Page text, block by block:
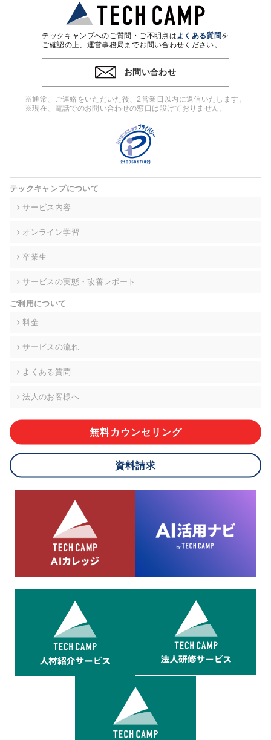
・個人(法人の場合は担当者)を識別できない形式に加工した統
計情報の作成および利用
※上記の利用目的に基づいた本人への連絡及び配信について
4. 個人情報の第三者提供
ンをとるために、氏名等の一部の情報をサービス内で使用する
チャットツールで発信することにより、本サービスの他の利用
者等に提供することがあります。
当社は事業運営上、前項利用目的の範囲に限って個人情報を外
高い委託先を選定し、個人情報の適正管理・機密保持について
個人情報の開示等(利用目的の通知、開示、内容の訂正・追加・
て、下記の当社問合わせ窓口に申し出ることができます。その
的な期間内に対応いたします。ただし、申請が本人確認が不可
により、ご希望に添えない場合があります。 なお、アクセスロ
グなどの個人情報以外の情報については、原則として開示等は
株式会社div 個人情報問合せ窓口
メールアドレス:privacy_policy@di-v.co.jp
ご本人様が当社に個人情報を提供されるかどうかは任意による
応ができない場合があります。
8.cookieにより取得・分析した情報とその利用について
当社は第三者が運営するデータ・マネジメント・プラットフォ
ームからcookieにより収集されたウェブの閲覧機歴及びその分
析結果を取得し、これをお客様の個人データと結びつけた上
で、広告配信等の目的で利用いたします。
テックキャンプへのご質問・ご不明点はよくある質問を
ご確認の上、運営事務局までお問い合わせください。
お問い合わせ
※通常、ご連絡をいただいた後、2営業日以内に返信いたします。
※現在、電話でのお問い合わせの窓口は設けておりません。
テックキャンプについて
サービス内容
オンライン学習
卒業生
サービスの実態・改善レポート
ご利用について
料金
サービスの流れ
よくある質問
法人のお客様へ
無料カウンセリング
資料請求